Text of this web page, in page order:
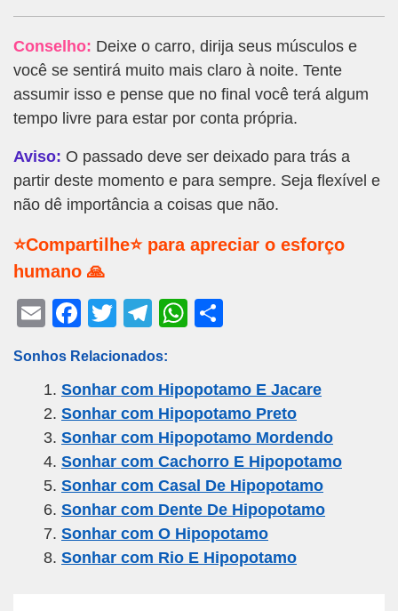
Conselho: Deixe o carro, dirija seus músculos e
você se sentirá muito mais claro à noite. Tente
assumir isso e pense que no final você terá algum
tempo livre para estar por conta própria.
Aviso: O passado deve ser deixado para trás a
partir deste momento e para sempre. Seja flexível e
não dê importância a coisas que não.
⭐Compartilhe⭐ para apreciar o esforço
humano 🙏
E
ail
F
c
e
b
o
o
k
T
tt
er
T
e
gr
a
m
W
s
A
p
p
e
Sonhos Relacionados:
Sonhar com Hipopotamo E Jacare
Sonhar com Hipopotamo Preto
Sonhar com Hipopotamo Mordendo
Sonhar com Cachorro E Hipopotamo
Sonhar com Casal De Hipopotamo
Sonhar com Dente De Hipopotamo
Sonhar com O Hipopotamo
Sonhar com Rio E Hipopotamo